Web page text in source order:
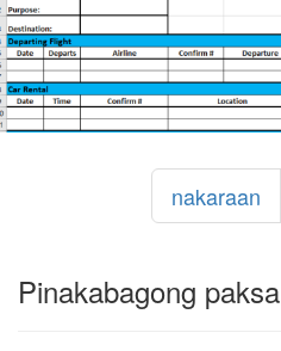
nakaraan
Pinakabagong paksa